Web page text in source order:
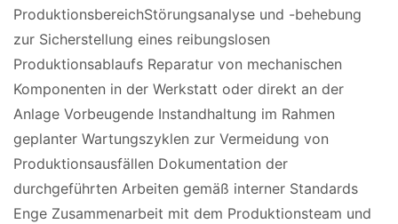
ProduktionsbereichStörungsanalyse und -behebung
zur Sicherstellung eines reibungslosen
Produktionsablaufs Reparatur von mechanischen
Komponenten in der Werkstatt oder direkt an der
Anlage Vorbeugende Instandhaltung im Rahmen
geplanter Wartungszyklen zur Vermeidung von
Produktionsausfällen Dokumentation der
durchgeführten Arbeiten gemäß interner Standards
Enge Zusammenarbeit mit dem Produktionsteam und